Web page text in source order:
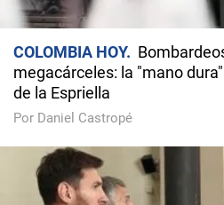
COLOMBIA HOY
megacárceles: la "mano
de la Espriella
Por Daniel Castropé